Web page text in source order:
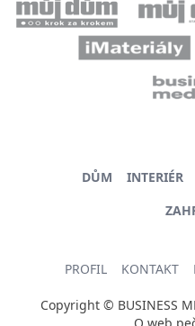
DŮM INTERIÉR
PROFIL KONTAKT
Copyright © BUSINESS